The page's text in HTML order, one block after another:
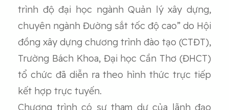
trình độ đại học ngành Quản lý xây dựng,
chuyên ngành Đường sắt tốc độ cao” do Hội
đồng xây dựng chương trình đào tạo (CTĐT),
Trường Bách Khoa, Đại học Cần Thơ (ĐHCT)
tổ chức đã diễn ra theo hình thức trực tiếp
kết hợp trực tuyến.
Chương trình có sự tham dự của lãnh đạo